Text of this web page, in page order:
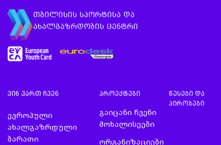
მოამზადო ისეთი
განაცხად…
თბილისის სპორტისა და
ახალგაზრდობის ცენტრი
ვინ ვართ ჩვენ
ევროპული
ახალგაზრდული
ბარათი
პროექტები
გაიცანი ჩვენი
მოხალისეები
ორგანიზაციები
წესები და
პირობები